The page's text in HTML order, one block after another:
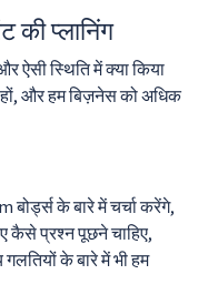
की प्लानिंग
ऐसी स्थिति में क्या किया
और हम बिज़नेस को अधिक
के बारे में चर्चा करेंगे,
कैसे प्रश्न पूछने चाहिए,
गलतियों के बारे में भी हम